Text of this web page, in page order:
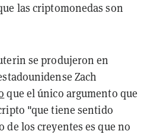
las criptomonedas son
se produjeron en
Zach
que el único argumento que
"que tiene sentido
los creyentes es que no